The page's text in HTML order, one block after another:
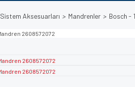
Sistem Aksesuarları Mandrenler Bosch -